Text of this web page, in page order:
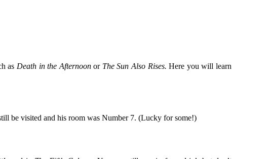
as Death in the Afternoonor The Sun Also Rises.Here you will learn
be visited and his room was Number 7. (Lucky for some!)